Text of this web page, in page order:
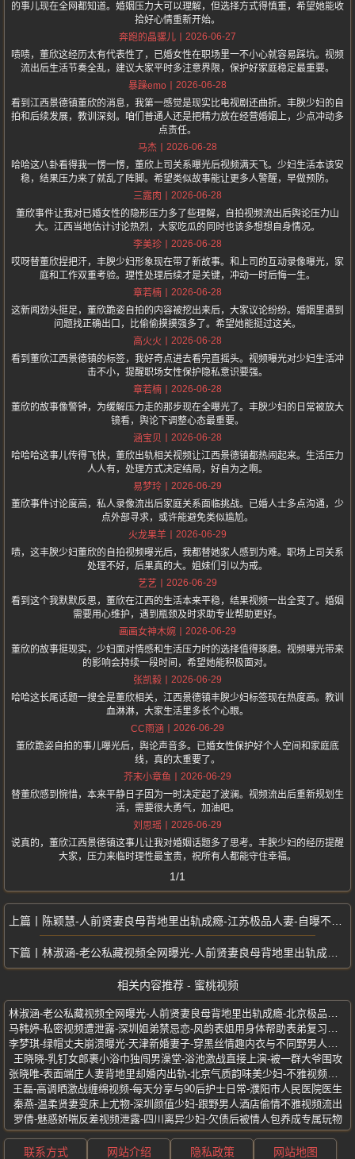
的事儿现在全网都知道。婚姻压力大可以理解，但选择方式得慎重，希望她能收
拾好心情重新开始。
奔跑的晶骡儿
2026-06-27
啧啧，董欣这经历太有代表性了，已婚女性在职场里一不小心就容易踩坑。视频
流出后生活节奏全乱，建议大家平时多注意界限，保护好家庭稳定最重要。
暴躁emo
2026-06-28
看到江西景德镇董欣的消息，我第一感觉是现实比电视剧还曲折。丰腴少妇的自
拍和后续发展，教训深刻。咱们普通人还是把精力放在经营婚姻上，少点冲动多
点责任。
马杰
2026-06-28
哈哈这八卦看得我一愣一愣，董欣上司关系曝光后视频满天飞。少妇生活本该安
稳，结果压力来了就乱了阵脚。希望类似故事能让更多人警醒，早做预防。
三露肉
2026-06-28
董欣事件让我对已婚女性的隐形压力多了些理解，自拍视频流出后舆论压力山
大。江西当地估计讨论热烈，大家吃瓜的同时也该多想想自身情况。
李美珍
2026-06-28
哎呀替董欣捏把汗，丰腴少妇形象现在带了新故事。和上司的互动录像曝光，家
庭和工作双重考验。理性处理后续才是关键，冲动一时后悔一生。
章若楠
2026-06-28
这新闻劲头挺足，董欣跪姿自拍的内容被挖出来后，大家议论纷纷。婚姻里遇到
问题找正确出口，比偷偷摸摸强多了。希望她能挺过这关。
高火火
2026-06-28
看到董欣江西景德镇的标签，我好奇点进去看完直摇头。视频曝光对少妇生活冲
击不小，提醒职场女性保护隐私意识要强。
章若楠
2026-06-28
董欣的故事像警钟，为缓解压力走的那步现在全曝光了。丰腴少妇的日常被放大
镜看，舆论下调整心态最重要。
涵宝贝
2026-06-28
哈哈哈这事儿传得飞快，董欣出轨相关视频让江西景德镇都热闹起来。生活压力
人人有，处理方式决定结局，好自为之啊。
易梦玲
2026-06-29
董欣事件讨论度高，私人录像流出后家庭关系面临挑战。已婚人士多点沟通，少
点外部寻求，或许能避免类似尴尬。
火龙果羊
2026-06-29
啧，这丰腴少妇董欣的自拍视频曝光后，我都替她家人感到为难。职场上司关系
处理不好，后果真的大。姐妹们引以为戒。
艺艺
2026-06-29
看到这个我默默反思，董欣在江西的生活本来平稳，结果视频一出全变了。婚姻
需要用心维护，遇到瓶颈及时求助专业帮助更好。
画画女神木婉
2026-06-29
董欣的故事挺现实，少妇面对情感和生活压力时的选择值得琢磨。视频曝光带来
的影响会持续一段时间，希望她能积极面对。
张凯毅
2026-06-29
哈哈这长尾话题一搜全是董欣相关，江西景德镇丰腴少妇标签现在热度高。教训
血淋淋，大家生活里多长个心眼。
CC雨涵
2026-06-29
董欣跪姿自拍的事儿曝光后，舆论声音多。已婚女性保护好个人空间和家庭底
线，真的太重要了。
芥末小章鱼
2026-06-29
替董欣感到惋惜，本来平静日子因为一时决定起了波澜。视频流出后重新规划生
活，需要很大勇气，加油吧。
刘思瑶
2026-06-29
说真的，董欣江西景德镇这事儿让我对婚姻话题多了思考。丰腴少妇的经历提醒
大家，压力来临时理性最宝贵，祝所有人都能守住幸福。
1/1
陈颖慧-人前贤妻良母背地里出轨成瘾-江苏极品人妻-自曝不雅私密视频流出
林淑涵-老公私藏视频全网曝光-人前贤妻良母背地里出轨成瘾-北京极品人妻
相关内容推荐 - 蜜桃视频
王晓晓-乳钉女郎裹小浴巾独闯男澡堂-浴池激战直接上演-被一群大爷围攻
王磊-高调晒激战缠绵视频-每天分享与90后护士日常-濮阳市人民医院医生
秦燕-温柔贤妻变床上尤物-深圳颜值少妇-跟野男人酒店偷情不雅视频流出
罗倩-魅惑娇喘反差视频泄露-四川离异少妇-欠债后被情人包养成专属玩物
联系方式 网站介绍 隐私政策 网站地图